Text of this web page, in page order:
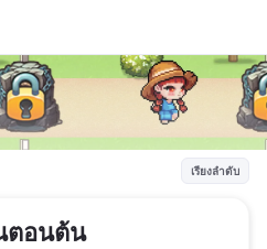
เรียงลำดับ
ตอนต้น